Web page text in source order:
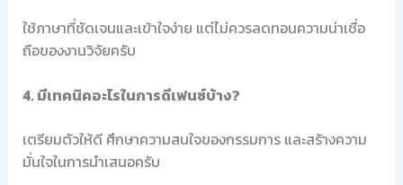
ใช้ภาษาที่ชัดเจนและเข้าใจง่าย แต่ไม่ควรลดทอนความน่าเชื่อ
ถือของงานวิจัยครับ
4. มีเทคนิคอะไรในการดีเฟนซ์บ้าง?
เตรียมตัวให้ดี ศึกษาความสนใจของกรรมการ และสร้างความ
มั่นใจในการนำเสนอครับ